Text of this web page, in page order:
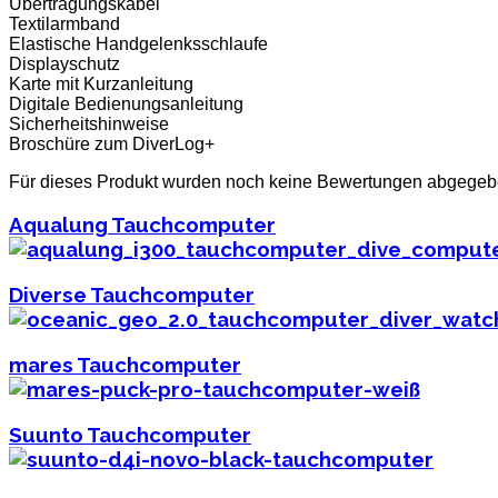
Textilarmband
Elastische Handgelenksschlaufe
Displayschutz
Karte mit Kurzanleitung
Digitale Bedienungsanleitung
Sicherheitshinweise
Broschüre zum DiverLog+
Für dieses Produkt wurden noch keine Bewertungen
Aqualung Tauchcomputer
Diverse Tauchcomputer
mares Tauchcomputer
Suunto Tauchcomputer